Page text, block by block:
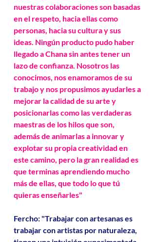
nuestras colaboraciones son basadas
en el respeto, hacia ellas como
personas, hacia su cultura y sus
ideas. Ningún producto pudo haber
llegado a Chana sin antes tener un
lazo de confianza. Nosotros las
conocimos, nos enamoramos de su
trabajo y nos propusimos ayudarles a
mejorar la calidad de su arte y
posicionarlas como las verdaderas
maestras de los hilos que son,
además de animarlas a innovar y
explotar su propia creatividad en
este camino, pero la gran realidad es
que terminas aprendiendo mucho
más de ellas, que todo lo que tú
quieras enseñarles"
Fercho: "Trabajar con artesanas es
trabajar con artistas por naturaleza,